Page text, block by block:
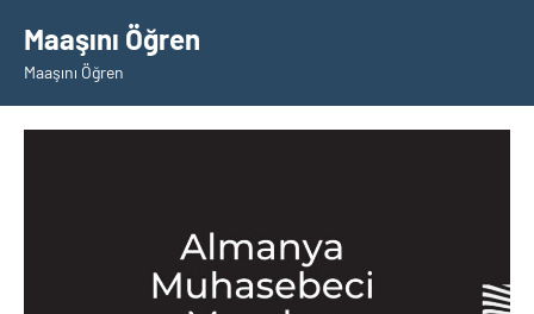
geçMaaşını Öğren
Maaşını Öğren